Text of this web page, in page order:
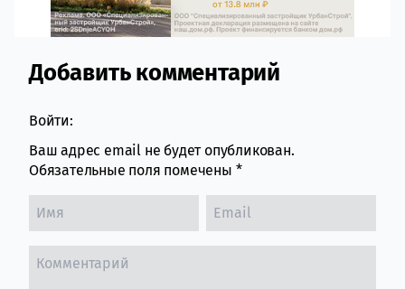
Comment section
Добавить комментарий
Войти:
Ваш адрес email не будет опубликован.
Обязательные поля помечены *